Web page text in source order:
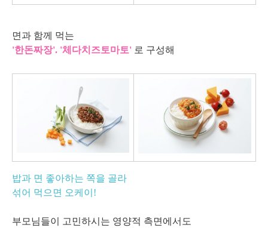
면과 함께 먹는
'한돈짜장'. '체다치즈토마토' 로 구성해
밥과 면 좋아하는 쪽을 골라
섞어 먹으면 오케이!
부모님들이 고민하시는 영양적 측면에서도